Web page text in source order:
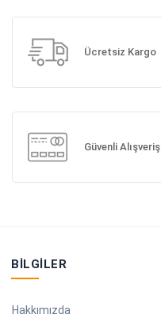
Ücretsiz Kargo
Güvenli Alışveriş
BILGILER
Hakkımızda